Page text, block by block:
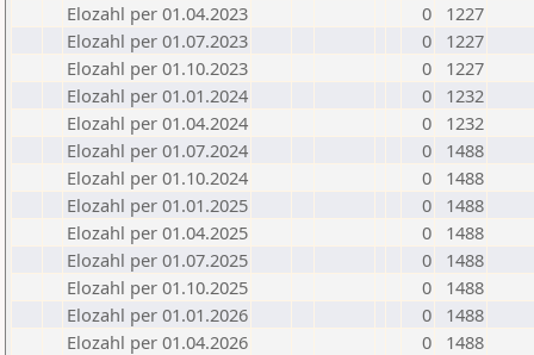
Elozahl per 01.04.2023
0
1227
Elozahl per 01.07.2023
0
1227
Elozahl per 01.10.2023
0
1227
Elozahl per 01.01.2024
0
1232
Elozahl per 01.04.2024
0
1232
Elozahl per 01.07.2024
0
1488
Elozahl per 01.10.2024
0
1488
Elozahl per 01.01.2025
0
1488
Elozahl per 01.04.2025
0
1488
Elozahl per 01.07.2025
0
1488
Elozahl per 01.10.2025
0
1488
Elozahl per 01.01.2026
0
1488
Elozahl per 01.04.2026
0
1488